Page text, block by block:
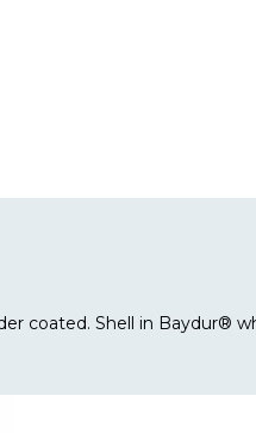
coated. Shell in Baydur®